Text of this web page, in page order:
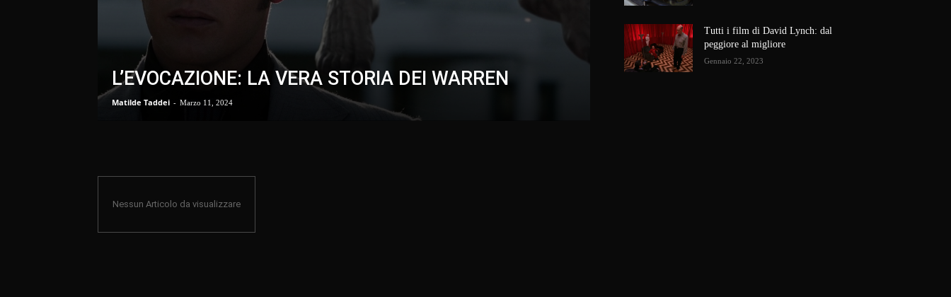
L’EVOCAZIONE: LA VERA STORIA DEI WARREN
Matilde Taddei - Marzo 11, 2024
Nessun Articolo da visualizzare
Tutti i film di David Lynch: dal
peggiore al migliore
Gennaio 22, 2023